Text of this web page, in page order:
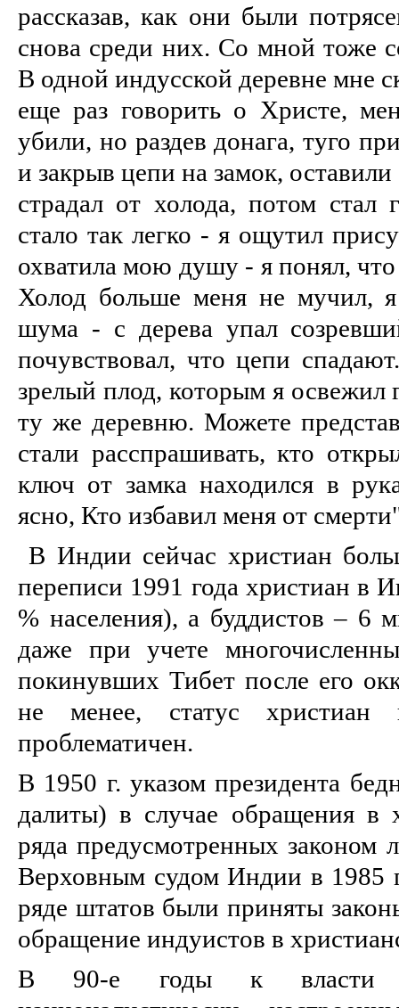
рассказав, как они были
снова среди них. Со мной тоже
В одной индусской деревне мне
еще раз говорить о Христе,
убили, но раздев донага, туго
и закрыв цепи на замок,
страдал от холода, потом стал
стало так легко - я ощутил
охватила мою душу - я понял, что
Холод больше меня не мучил,
шума - с дерева упал
почувствовал, что цепи
зрелый плод, которым я освежил
ту же деревню. Можете
стали расспрашивать, кто
ключ от замка находился в
ясно, Кто избавил меня от
В Индии сейчас христиан
переписи 1991 года христиан в
% населения), а буддистов – 6
даже при учете
покинувших Тибет после его
не менее, статус христиан
проблематичен.
В 1950 г. указом президента
далиты) в случае обращения в
ряда предусмотренных законом
Верховным судом Индии в 1985
ряде штатов были приняты
обращение индуистов в
В 90-е годы к власти